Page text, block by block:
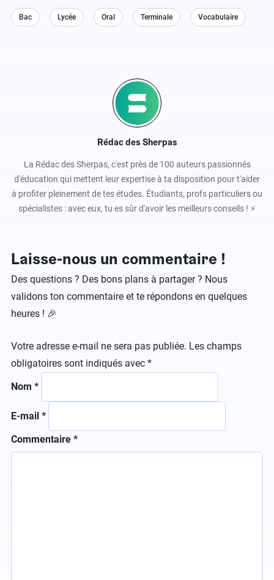
Rédac des Sherpas
La Rédac des Sherpas, c'est près de 100 auteurs passionnés
d'éducation qui mettent leur expertise à ta disposition pour t'aider
à profiter pleinement de tes études. Étudiants, profs particuliers ou
spécialistes : avec eux, tu es sûr d'avoir les meilleurs conseils ! ⚡️
Bac Lycée Oral Terminale Vocabulaire
Laisse-nous un commentaire !
Des questions ? Des bons plans à partager ? Nous
validons ton commentaire et te répondons en quelques
heures ! 🎉
Votre adresse e-mail ne sera pas publiée. Les champs
obligatoires sont indiqués avec *
Commentaire *
Nom *
E-mail *